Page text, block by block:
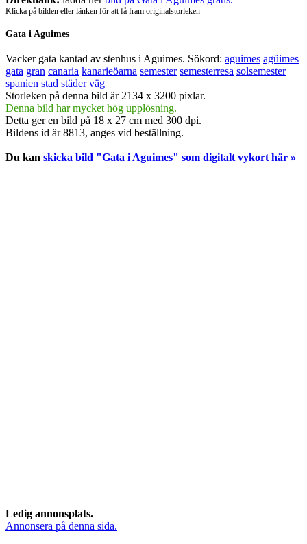
Klicka på bilden eller länken för att få fram originalstorleken
Gata i Aguimes
Vacker gata kantad av stenhus i Aguimes. Sökord: aguimes agüimes
gata gran canaria kanarieöarna semester semesterresa solsemester
spanien stad städer väg
Storleken på denna bild är 2134 x 3200 pixlar.
Denna bild har mycket hög upplösning.
Detta ger en bild på 18 x 27 cm med 300 dpi.
Bildens id är 8813, anges vid beställning.
Du kan skicka bild "Gata i Aguimes" som digitalt vykort här »
Ledig annonsplats.
Annonsera på denna sida.